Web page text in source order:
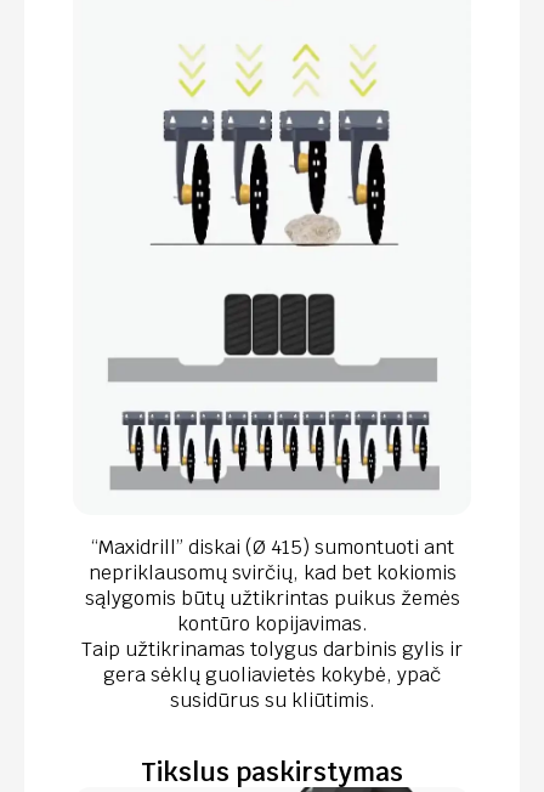
“Maxidrill” diskai (Ø 415) sumontuoti ant
nepriklausomų svirčių, kad bet kokiomis
sąlygomis būtų užtikrintas puikus žemės
kontūro kopijavimas.
Taip užtikrinamas tolygus darbinis gylis ir
gera sėklų guoliavietės kokybė, ypač
susidūrus su kliūtimis.
Tikslus paskirstymas